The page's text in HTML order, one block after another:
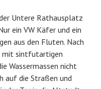
Untere Rathausplatz
ein VW Käfer und ein
aus den Fluten. Nach
mit sintfutartigen
Wassermassen nicht
auf die Straßen und